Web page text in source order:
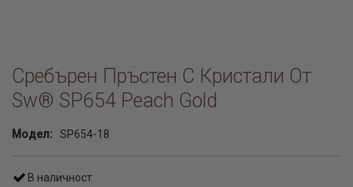
Сребърен Пръстен С Кристали От
Sw® SP654 Peach Gold
Модел: SP654-18
В наличност